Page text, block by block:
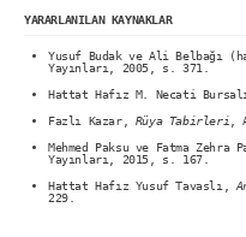
YARARLANILAN KAYNAKLAR
Yusuf Budak ve Ali Belbağı
Yayınları, 2005, s. 371.
Hattat Hafız M. Necati
Fazlı Kazar, Rüya Tabirleri ,
Mehmed Paksu ve Fatma Zehra
Yayınları, 2015, s. 167.
Hattat Hafız Yusuf Tavaslı,
229.